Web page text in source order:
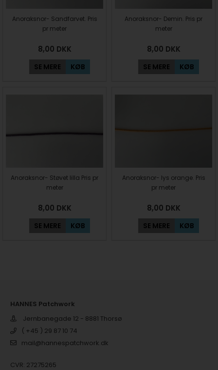
Anoraksnor- Sandfarvet. Pris
pr meter
8,00 DKK
SE MERE KØB
Anoraksnor- Demin. Pris pr
meter
8,00 DKK
SE MERE KØB
Anoraksnor- Støvet lilla Pris pr
meter
8,00 DKK
SE MERE KØB
Anoraksnor- lys orange. Pris
pr meter
8,00 DKK
SE MERE KØB
HANNES Patchwork
Jernbanegade 12 - 8881 Thorsø
( +45 ) 29 87 10 74
mail@hannespatchwork.dk
CVR: 27275265